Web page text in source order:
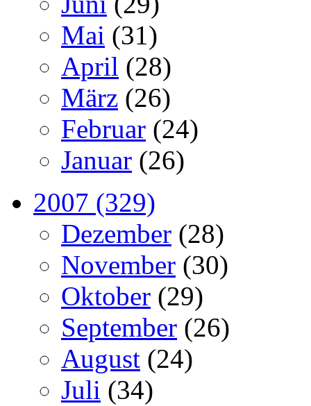
Mai (31)
April (28)
März (26)
Februar (24)
Januar (26)
2007 (329)
Dezember (28)
November (30)
Oktober (29)
September (26)
August (24)
Juli (34)